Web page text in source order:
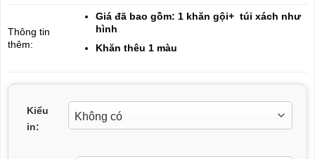
Thông tin
thêm:
Giá đã bao gồm: 1 khăn gội+ túi xách như
hình
Khăn thêu 1 màu
Kiểu
in: